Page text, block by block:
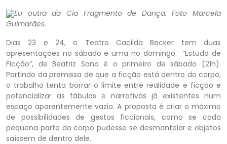
Eu outra da Cia Fragmento de Dança. Foto Marcela
Guimarães.
Dias 23 e 24, o Teatro Cacilda Becker tem duas
apresentações no sábado e uma no domingo. “Estudo de
Ficção”, de Beatriz Sano é o primeiro de sábado (21h).
Partindo da premissa de que a ficção está dentro do corpo,
o trabalho tenta borrar o limite entre realidade e ficção e
potencializar as fábulas e narrativas já existentes num
espaço aparentemente vazio. A proposta é criar o máximo
de possibilidades de gestos ficcionais, como se cada
pequena parte do corpo pudesse se desmantelar e objetos
saíssem de dentro dele.